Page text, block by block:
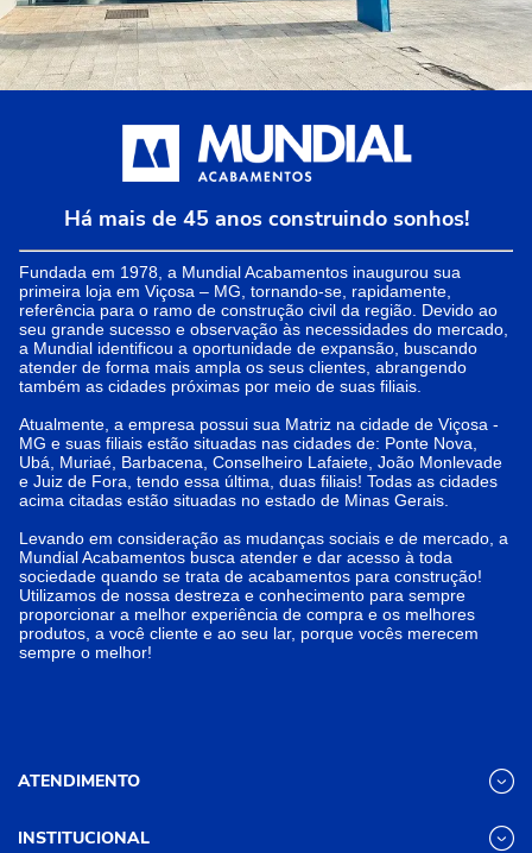
Há mais de 45 anos construindo sonhos!
Fundada em 1978, a Mundial Acabamentos inaugurou sua
primeira loja em Viçosa – MG, tornando-se, rapidamente,
referência para o ramo de construção civil da região. Devido ao
seu grande sucesso e observação às necessidades do mercado,
a Mundial identificou a oportunidade de expansão, buscando
atender de forma mais ampla os seus clientes, abrangendo
também as cidades próximas por meio de suas filiais.
Atualmente, a empresa possui sua Matriz na cidade de Viçosa -
MG e suas filiais estão situadas nas cidades de: Ponte Nova,
Ubá, Muriaé, Barbacena, Conselheiro Lafaiete, João Monlevade
e Juiz de Fora, tendo essa última, duas filiais! Todas as cidades
acima citadas estão situadas no estado de Minas Gerais.
Levando em consideração as mudanças sociais e de mercado, a
Mundial Acabamentos busca atender e dar acesso à toda
sociedade quando se trata de acabamentos para construção!
Utilizamos de nossa destreza e conhecimento para sempre
proporcionar a melhor experiência de compra e os melhores
produtos, a você cliente e ao seu lar, porque vocês merecem
sempre o melhor!
ATENDIMENTO
INSTITUCIONAL